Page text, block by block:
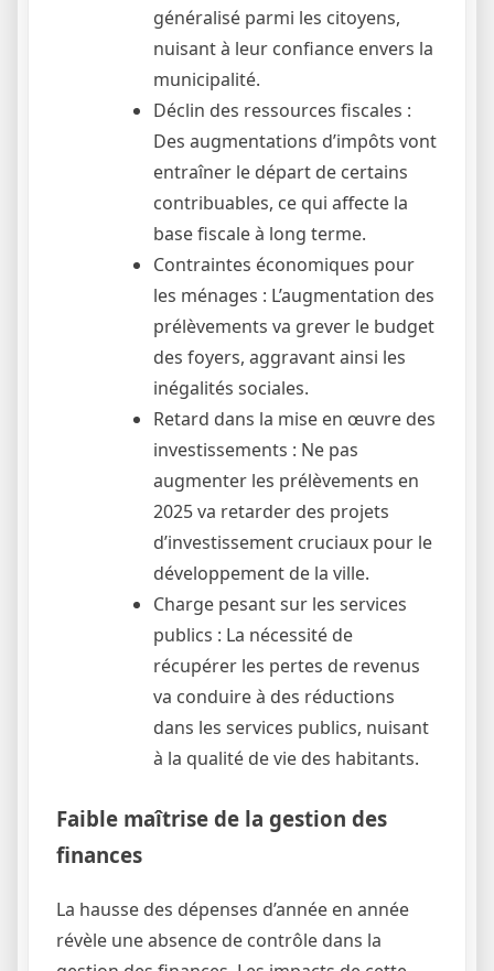
généralisé parmi les citoyens,
nuisant à leur confiance envers la
municipalité.
Déclin des ressources fiscales :
Des augmentations d’impôts vont
entraîner le départ de certains
contribuables, ce qui affecte la
base fiscale à long terme.
Contraintes économiques pour
les ménages : L’augmentation des
prélèvements va grever le budget
des foyers, aggravant ainsi les
inégalités sociales.
Retard dans la mise en œuvre des
investissements : Ne pas
augmenter les prélèvements en
2025 va retarder des projets
d’investissement cruciaux pour le
développement de la ville.
Charge pesant sur les services
publics : La nécessité de
récupérer les pertes de revenus
va conduire à des réductions
dans les services publics, nuisant
à la qualité de vie des habitants.
Faible maîtrise de la gestion des
finances
La hausse des dépenses d’année en année
révèle une absence de contrôle dans la